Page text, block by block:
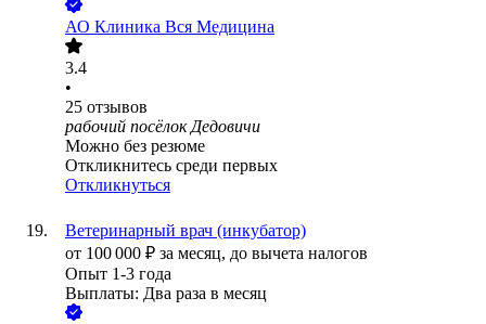
АО Клиника Вся Медицина
3.4
•
25 отзывов
рабочий посёлок Дедовичи
Можно без резюме
Откликнитесь среди первых
Откликнуться
Ветеринарный врач (инкубатор)
от 100 000 ₽ за месяц, до вычета налогов
Опыт 1-3 года
Выплаты: Два раза в месяц